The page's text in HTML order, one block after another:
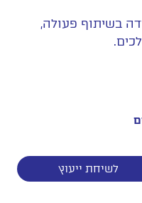
בשיתוף פעולה,
לשיחת ייעוץ